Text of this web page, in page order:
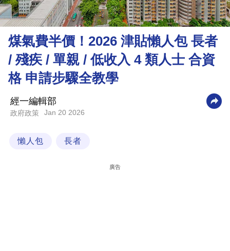
市
理
財
商
業
技
場
煤氣費半價！2026 津貼懶人包 長者
/ 殘疾 / 單親 / 低收入 4 類人士 合資
格 申請步驟全教學
經一編輯部
政府政策 Jan 20 2026
懶人包 長者
廣告